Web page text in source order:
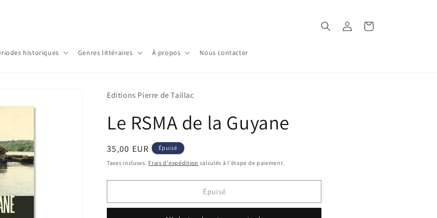
historiques Genres littéraires À propos Nous contacter
Connexion Panier
Editions Pierre de Taillac
Le RSMA de la Guyane
Prix
habituel
35,00 EUR Épuisé
Taxes incluses. Frais d'expédition calculés à l'étape de paiement.
Épuisé